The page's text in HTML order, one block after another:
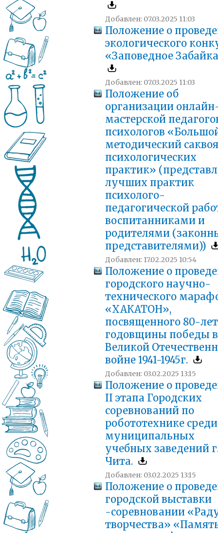
Добавлен: 07.03.2025 11:03
Положение о
экологического
«Заповедное
Добавлен: 07.03.2025 11:03
Положение об
организации
мастерской
психологов
методический
психологических
практик»
лучших практик
психолого-
педагогической
воспитанниками и
родителями
представителями))
Добавлен: 17.02.2025 10:54
Положение о
городского научно-
технического
«ХАКАТОН»,
посвященного 80-
годовщины победы в
Великой
войне 1941-1945г.
Добавлен: 03.02.2025 13:15
Положение о
II этапа Городских
соревнований по
робототехнике среди
муниципальных
учебных заведений
Чита.
Добавлен: 03.02.2025 13:15
Положение о
городской выставки
-соревновании
творчества»